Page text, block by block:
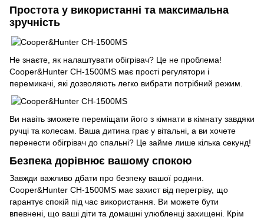
Простота у використанні та максимальна
зручність
Не знаєте, як налаштувати обігрівач? Це не проблема!
Cooper&Hunter CH-1500MS має прості регулятори і
перемикачі, які дозволяють легко вибрати потрібний режим.
Ви навіть зможете переміщати його з кімнати в кімнату завдяки
ручці та колесам. Ваша дитина грає у вітальні, а ви хочете
перенести обігрівач до спальні? Це займе лише кілька секунд!
Безпека дорівнює вашому спокою
Завжди важливо дбати про безпеку вашої родини.
Cooper&Hunter CH-1500MS має захист від перегріву, що
гарантує спокій під час використання. Ви можете бути
впевнені, що ваші діти та домашні улюбленці захищені. Крім